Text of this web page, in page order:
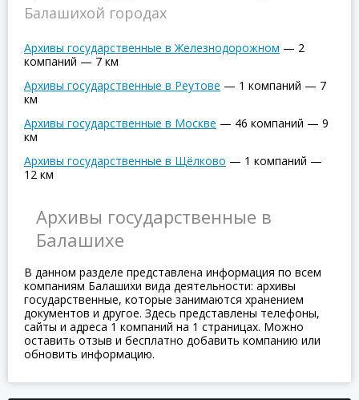
Балашихой городах
Архивы государственные в Железнодорожном — 2
компаний — 7 км
Архивы государственные в Реутове — 1 компаний — 7
км
Архивы государственные в Москве — 46 компаний — 9
км
Архивы государственные в Щёлково — 1 компаний —
12 км
Архивы государственные в
Балашихе
В данном разделе представлена информация по всем
компаниям Балашихи вида деятельности: архивы
государственные, которые занимаются хранением
документов и другое. Здесь представлены телефоны,
сайты и адреса 1 компаний на 1 страницах. Можно
оставить отзыв и бесплатно добавить компанию или
обновить информацию.